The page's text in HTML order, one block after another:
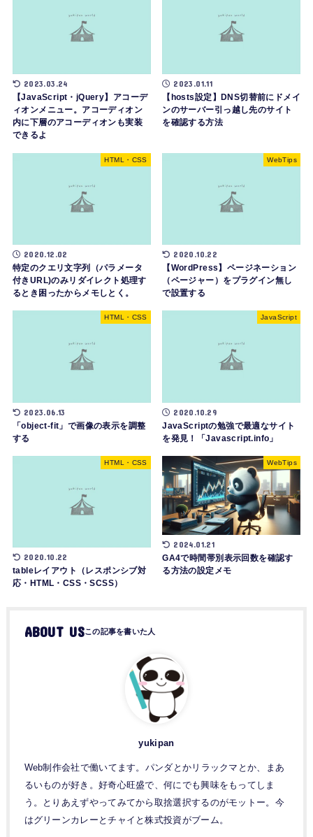
2023.03.24
【JavaScript・jQuery】アコーデ
ィオンメニュー。アコーディオン
内に下層のアコーディオンも実装
できるよ
2023.01.11
【hosts設定】DNS切替前にドメイ
ンのサーバー引っ越し先のサイト
を確認する方法
HTML・CSS
2020.12.02
特定のクエリ文字列（パラメータ
付きURL)のみリダイレクト処理す
るとき困ったからメモしとく。
WebTips
2020.10.22
【WordPress】ページネーション
（ページャー）をプラグイン無し
で設置する
HTML・CSS
2023.06.13
「object-fit」で画像の表示を調整
する
JavaScript
2020.10.29
JavaScriptの勉強で最適なサイト
を発見！「Javascript.info」
HTML・CSS
2020.10.22
tableレイアウト（レスポンシブ対
応・HTML・CSS・SCSS）
WebTips
2024.01.21
GA4で時間帯別表示回数を確認す
る方法の設定メモ
ABOUT US
yukipan
Web制作会社で働いてます。パンダとかリラックマとか、まあ
るいものが好き。好奇心旺盛で、何にでも興味をもってしま
う。とりあえずやってみてから取捨選択するのがモットー。今
はグリーンカレーとチャイと株式投資がブーム。